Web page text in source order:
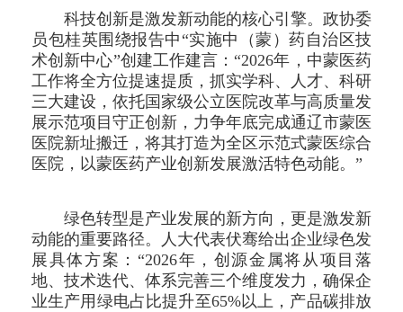
科技创新是激发新动能的核心引擎。政协委
员包桂英围绕报告中“实施中（蒙）药自治区技
术创新中心”创建工作建言：“2026年，中蒙医药
工作将全方位提速提质，抓实学科、人才、科研
三大建设，依托国家级公立医院改革与高质量发
展示范项目守正创新，力争年底完成通辽市蒙医
医院新址搬迁，将其打造为全区示范式蒙医综合
医院，以蒙医药产业创新发展激活特色动能。”
绿色转型是产业发展的新方向，更是激发新
动能的重要路径。人大代表伏骞给出企业绿色发
展具体方案：“2026年，创源金属将从项目落
地、技术迭代、体系完善三个维度发力，确保企
业生产用绿电占比提升至65%以上，产品碳排放